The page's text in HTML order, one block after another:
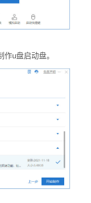
u盘启动盘。